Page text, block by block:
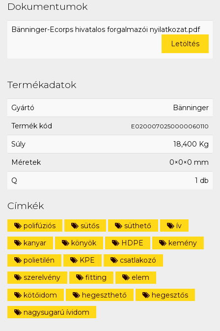
Dokumentumok
Bänninger-Ecorps hivatalos forgalmazói nyilatkozat.pdf
Letöltés
Termékadatok
Gyártó Bänninger
Termék kód E0200070250000060110
Súly 18,400 Kg
Méretek 0×0×0 mm
Q 1 db
Címkék
polifúziós sütős süthető
ív
kanyar
könyök HDPE
kemény
polietilén
KPE
csatlakozó
szerelvény
fitting
elem
kötőidom
hegeszthető
hegesztős
nagysugarú ívidom